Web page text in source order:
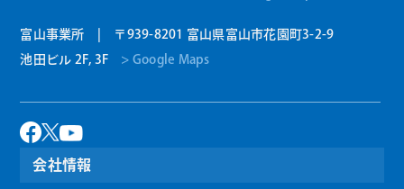
富山事業所 | 〒939-8201 富山県富山市花園町3-2-9
池田ビル 2F, 3F > Google Maps
会社情報